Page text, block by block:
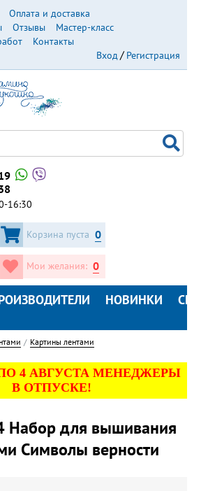
Оплата и доставка
Отзывы
Мастер-класс
Контакты
Вход
Регистрация
16:30
Корзина пуста 0
Мои желания: 0
НОВИНКИ
Картины лентами
4 АВГУСТА МЕНЕДЖЕРЫ
В ОТПУСКЕ!
Набор для вышивания
Символы верности